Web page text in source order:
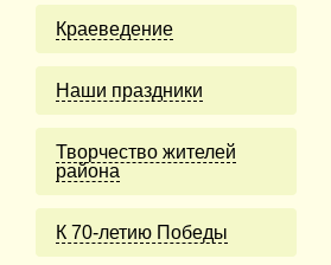
Краеведение
Наши праздники
Творчество жителей
района
К 70-летию Победы